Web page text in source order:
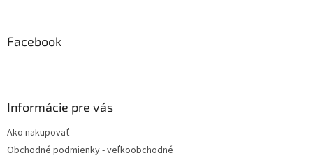
Facebook
Informácie pre vás
Ako nakupovať
Obchodné podmienky - veľkoobchodné